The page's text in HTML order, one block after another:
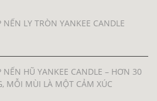
NẾN LY TRÒN YANKEE CANDLE
NẾN HŨ YANKEE CANDLE – HƠN 30
MỖI MÙI LÀ MỘT CẢM XÚC